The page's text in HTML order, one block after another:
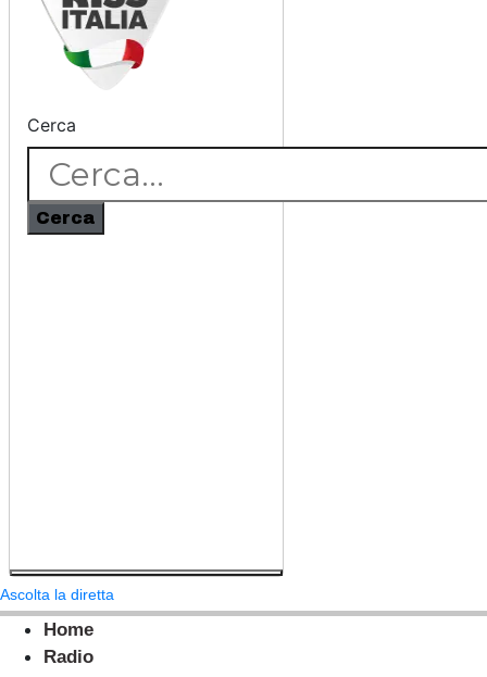
Cerca
Cerca
Ascolta la diretta
Home
Radio